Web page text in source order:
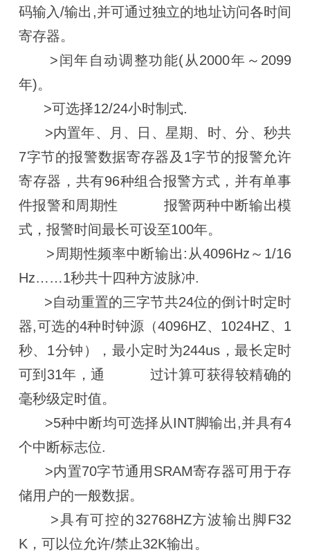
码输入/输出,并可通过独立的地址访问各时间
寄存器。
>闰年自动调整功能(从2000年～2099
年)。
>可选择12/24小时制式.
>内置年、月、日、星期、时、分、秒共
7字节的报警数据寄存器及1字节的报警允许
寄存器，共有96种组合报警方式，并有单事
件报警和周期性 报警两种中断输出模
式，报警时间最长可设至100年。
>周期性频率中断输出:从4096Hz～1/16
Hz……1秒共十四种方波脉冲.
>自动重置的三字节共24位的倒计时定时
器,可选的4种时钟源（4096HZ、1024HZ、1
秒、1分钟），最小定时为244us，最长定时
可到31年，通 过计算可获得较精确的
毫秒级定时值。
>5种中断均可选择从INT脚输出,并具有4
个中断标志位.
>内置70字节通用SRAM寄存器可用于存
储用户的一般数据。
>具有可控的32768HZ方波输出脚F32
K，可以位允许/禁止32K输出。